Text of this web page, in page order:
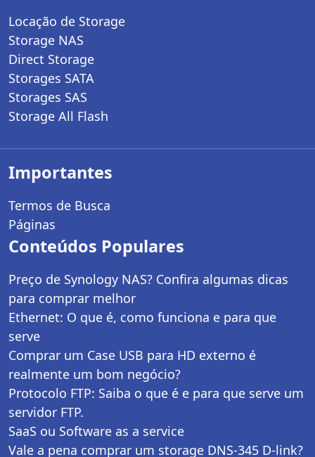
Locação de Storage
Storage NAS
Direct Storage
Storages SATA
Storages SAS
Storage All Flash
Importantes
Termos de Busca
Páginas
Conteúdos Populares
Preço de Synology NAS? Confira algumas dicas
para comprar melhor
Ethernet: O que é, como funciona e para que
serve
Comprar um Case USB para HD externo é
realmente um bom negócio?
Protocolo FTP: Saiba o que é e para que serve um
servidor FTP.
SaaS ou Software as a service
Vale a pena comprar um storage DNS-345 D-link?